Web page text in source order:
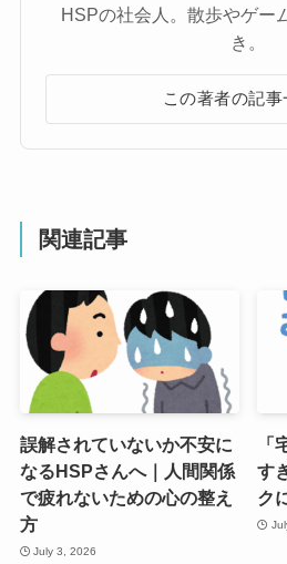
HSPの社会人。散歩やゲー
き。
この著者の記事
関連記事
誤解されていないか不安に
なるHSPさんへ｜人間関係
で疲れないための心の整え
方
July 3, 2026
す
ク